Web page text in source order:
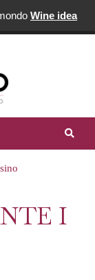
Wine idea
I